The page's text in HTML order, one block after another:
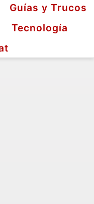
Guías y Trucos
Tecnología